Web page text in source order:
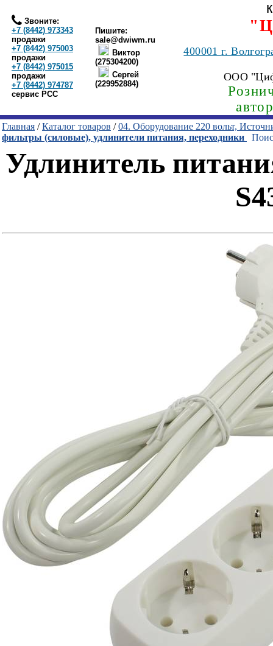
Звоните:
+7 (8442) 973343
продажи
+7 (8442) 975003
продажи
+7 (8442) 975015
продажи
+7 (8442) 974787
сервис РСС
Пишите:
sale@dwiwm.ru
Виктор
(275304200)
Сергей
(229952884)
400001г.
ООО
Главная /Каталог товаров /04. Оборудование 220 вольт,
фильтры (силовые), удлинители питания, переходники
Удлинитель